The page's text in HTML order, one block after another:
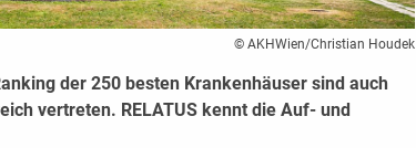
© AKHWien/Christian Houdek
der 250 besten Krankenhäuser sind auch
vertreten. RELATUS kennt die Auf- und